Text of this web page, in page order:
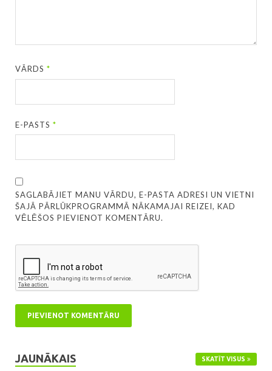
VĀRDS*
E-PASTS*
SAGLABĀJIET MANU VĀRDU, E-PASTA ADRESI UN VIETNI
ŠAJĀ PĀRLŪKPROGRAMMĀ NĀKAMAJAI REIZEI, KAD
VĒLĒŠOS PIEVIENOT KOMENTĀRU.
JAUNĀKAIS SKATĪT VISUS